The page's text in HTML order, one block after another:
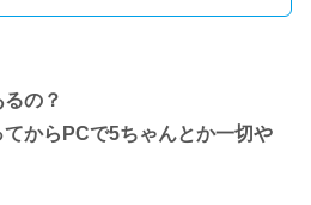
の？
からPCで5ちゃんとか一切や